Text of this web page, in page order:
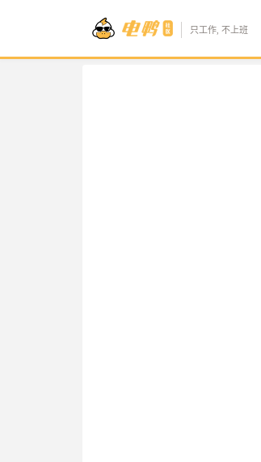
只工作, 不上班